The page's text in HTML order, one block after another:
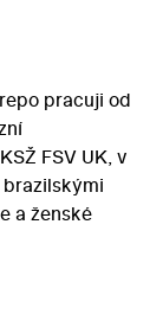
pracuji od
FSV UK, v
a ženské